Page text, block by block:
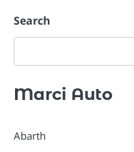
Search
Marci Auto
Abarth